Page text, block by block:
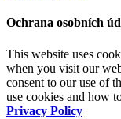
Ochrana osobních
This website uses
when you visit our
consent to our use of
use cookies and how
Privacy Policy